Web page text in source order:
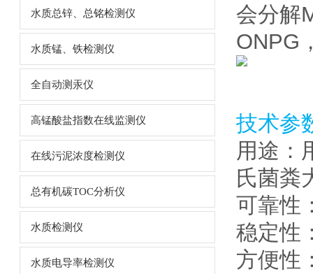
水质总锌、总铭检测仪
水质锰、铁检测仪
全自动测汞仪
高锰酸盐指数在线监测仪
在线污泥浓度检测仪
总有机碳TOC分析仪
水质检测仪
水质电导率检测仪
会分解
ONPG
技术参
用途：
氏菌粪
可靠性
稳定性
方便性